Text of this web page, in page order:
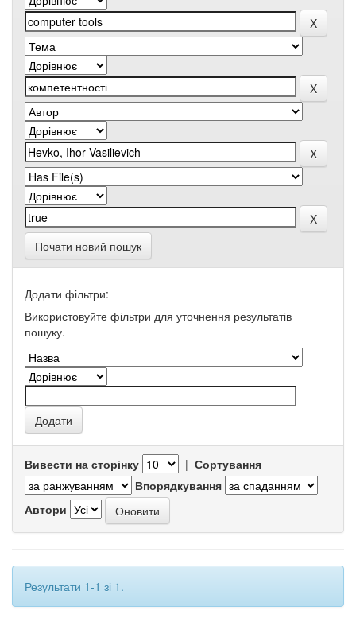
Почати новий пошук
Додати фільтри:
Використовуйте фільтри для уточнення результатів
пошуку.
Вивести на сторінку | Сортування
Впорядкування
Автори
Результати 1-1 зі 1.